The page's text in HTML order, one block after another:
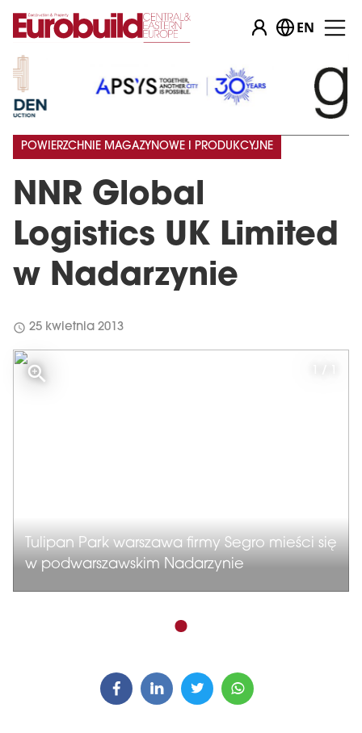
EN
NNR Global
Logistics UK Limited
w Nadarzynie
POWIERZCHNIE MAGAZYNOWE I PRODUKCYJNE
schedule 25 kwietnia 2013
Tulipan Park warszawa firmy Segro mieści się
w podwarszawskim Nadarzynie